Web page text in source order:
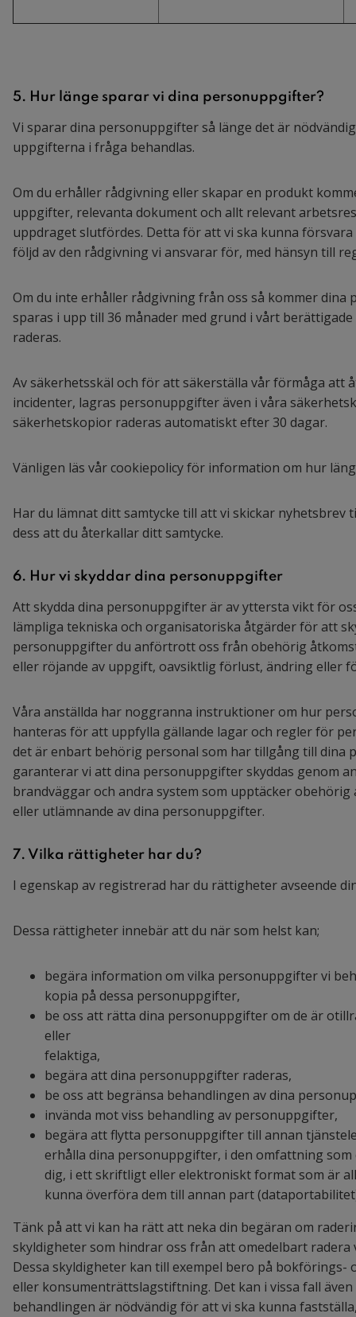
5. Hur länge sparar vi dina personuppgifter?
Vi sparar dina personuppgifter så länge det är
uppgifterna i fråga behandlas.
Om du erhåller rådgivning eller skapar en produkt
uppgifter, relevanta dokument och allt relevant
uppdraget slutfördes. Detta för att vi ska kunna
följd av den rådgivning vi ansvarar för, med hänsyn till
Om du inte erhåller rådgivning från oss så kommer
sparas i upp till 36 månader med grund i vårt
raderas.
Av säkerhetsskäl och för att säkerställa vår förmåga att
incidenter, lagras personuppgifter även i våra
säkerhetskopior raderas automatiskt efter 30 dagar.
Vänligen läs vår cookiepolicy för information om hur
Har du lämnat ditt samtycke till att vi skickar nyhetsbrev
dess att du återkallar ditt samtycke.
6. Hur vi skyddar dina personuppgifter
Att skydda dina personuppgifter är av yttersta vikt för
lämpliga tekniska och organisatoriska åtgärder för att
personuppgifter du anförtrott oss från obehörig
eller röjande av uppgift, oavsiktlig förlust, ändring eller
Våra anställda har noggranna instruktioner om hur
hanteras för att uppfylla gällande lagar och regler för
det är enbart behörig personal som har tillgång till dina
garanterar vi att dina personuppgifter skyddas genom
brandväggar och andra system som upptäcker
eller utlämnande av dina personuppgifter.
7. Vilka rättigheter har du?
I egenskap av registrerad har du rättigheter avseende
Dessa rättigheter innebär att du när som helst kan;
begära information om vilka personuppgifter vi
kopia på dessa personuppgifter,
be oss att rätta dina personuppgifter om de är
eller
felaktiga,
begära att dina personuppgifter raderas,
be oss att begränsa behandlingen av dina
invända mot viss behandling av personuppgifter,
begära att flytta personuppgifter till annan
erhålla dina personuppgifter, i den omfattning
dig, i ett skriftligt eller elektroniskt format som är
kunna överföra dem till annan part
Tänk på att vi kan ha rätt att neka din begäran om
skyldigheter som hindrar oss från att omedelbart
Dessa skyldigheter kan till exempel bero på bokförings-
eller konsumenträttslagstiftning. Det kan i vissa fall
behandlingen är nödvändig för att vi ska kunna